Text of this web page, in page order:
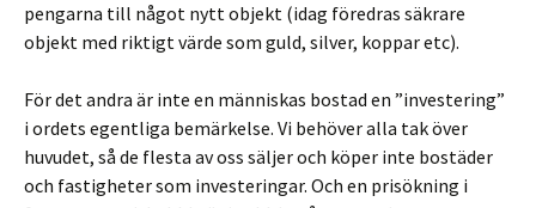
pengarna till något nytt objekt (idag föredras säkrare
objekt med riktigt värde som guld, silver, koppar etc).
För det andra är inte en människas bostad en ”investering”
i ordets egentliga bemärkelse. Vi behöver alla tak över
huvudet, så de flesta av oss säljer och köper inte bostäder
och fastigheter som investeringar. Och en prisökning i